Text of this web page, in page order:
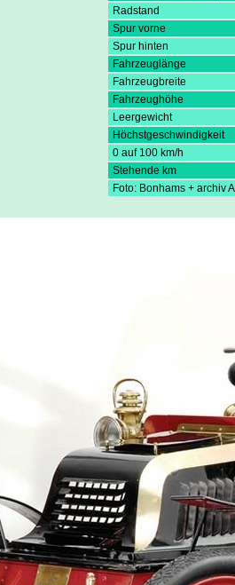
Radstand
Spur vorne
Spur hinten
Fahrzeuglänge
Fahrzeugbreite
Fahrzeughöhe
Leergewicht
Höchstgeschwindigkeit
0 auf 100 km/h
Stehende km
Foto: Bonhams + archiv